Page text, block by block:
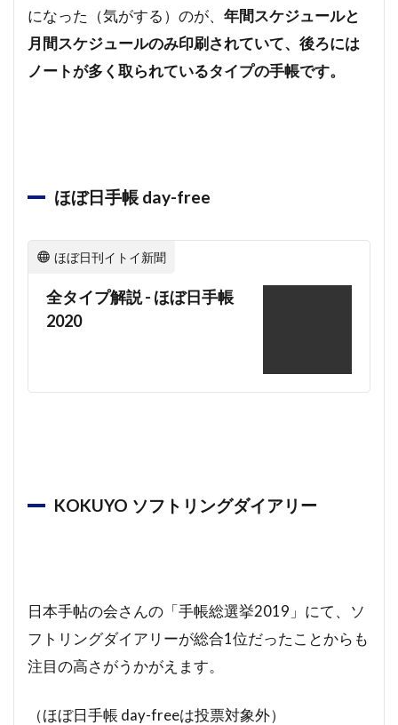
になった（気がする）のが、 年間スケジュールと
月間スケジュールのみ印刷されていて、後ろには
ノートが多く取られているタイプの手帳です。
ほぼ日手帳 day-free
ほぼ日刊イトイ新聞
全タイプ解説 - ほぼ日手帳
2020
KOKUYO ソフトリングダイアリー
日本手帖の会さんの「手帳総選挙2019」にて、ソ
フトリングダイアリーが総合1位だったことからも
注目の高さがうかがえます。
（ほぼ日手帳 day-freeは投票対象外）